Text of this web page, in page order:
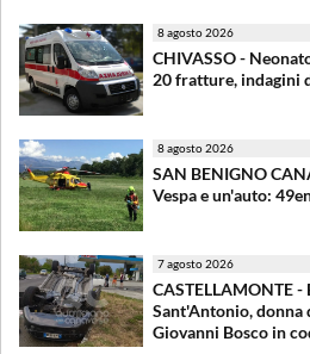
8 agosto 2026
CHIVASSO -
20 fratture, indagini
8 agosto 2026
SAN BENIGNO
Vespa e un'auto:
7 agosto 2026
CASTELLAMONTE
Sant'Antonio, donna
Giovanni Bosco in